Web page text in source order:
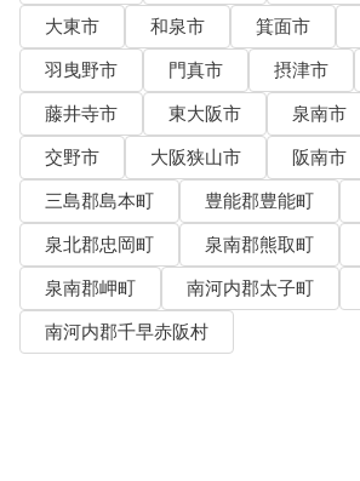
大東市
和泉市 箕面市
羽曳野市
門真市 摂津市
藤井寺市
東大阪市 泉南市
交野市
大阪狭山市
阪南市
三島郡島本町
豊能郡豊能町
泉北郡忠岡町
泉南郡熊取町
泉南郡岬町
南河内郡太子町
南河内郡千早赤阪村